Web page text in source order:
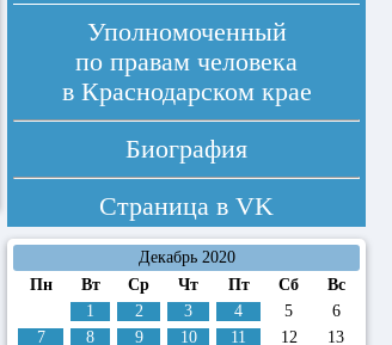
Уполномоченный
по правам человека
в Краснодарском крае
Биография
Страница в VK
Декабрь 2020
Пн
Вт Ср Чт Пт Сб
Вс
1
2 3 4 5
6
7
8 9 10 11 12 13